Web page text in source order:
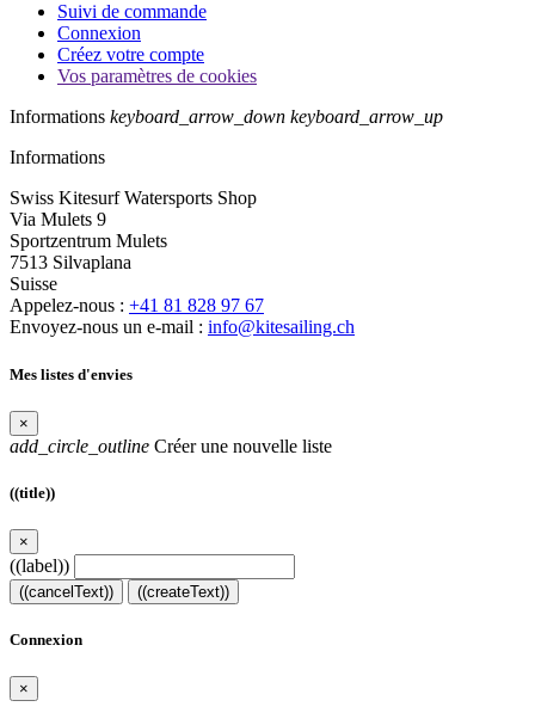
Suivi de commande
Connexion
Créez votre compte
Vos paramètres de cookies
Informations keyboard_arrow_down keyboard_arrow_up
Informations
Swiss Kitesurf Watersports Shop
Via Mulets 9
Sportzentrum Mulets
7513 Silvaplana
Suisse
Appelez-nous : +41 81 828 97 67
Envoyez-nous un e-mail : info@kitesailing.ch
Mes listes d'envies
×
add_circle_outline Créer une nouvelle liste
((title))
×
((label))
((cancelText)) ((createText))
Connexion
×